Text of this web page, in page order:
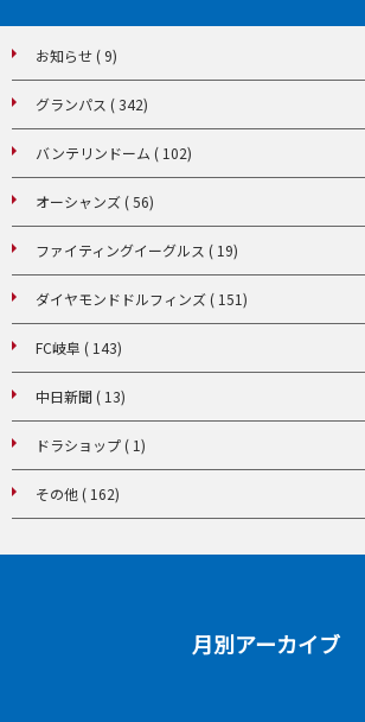
お知らせ ( 9)
グランパス ( 342)
バンテリンドーム ( 102)
オーシャンズ ( 56)
ファイティングイーグルス ( 19)
ダイヤモンドドルフィンズ ( 151)
FC岐阜 ( 143)
中日新聞 ( 13)
ドラショップ ( 1)
その他 ( 162)
月別アーカイブ